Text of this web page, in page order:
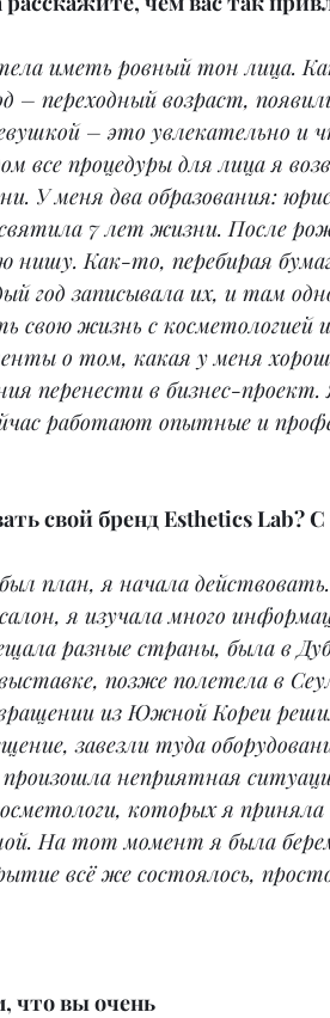
иметь ровный тон лица.
– переходный возраст,
– это увлекательно и
все процедуры для лица я
У меня два образования:
7 лет жизни. После
нишу. Как-то, перебирая
год записывала их, и там
свою жизнь с
о том, какая у меня
перенести в бизнес-
работают опытные и
свой бренд Esthetics Lab? С
план, я начала
я изучала много
разные страны, была в
позже полетела в
из Южной Кореи
завезли туда
неприятная
которых я приняла
На тот момент я была
всё же состоялось,
что вы очень